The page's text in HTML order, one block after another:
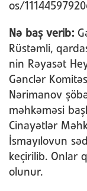
os/
Nə baş verib:
Rüstəmli,
nin Rəyasət
Gənclər
Nərimanov
məhkəməsi
Cinayətlər
İsmayılovun
keçirilib. Onlar
olunur.